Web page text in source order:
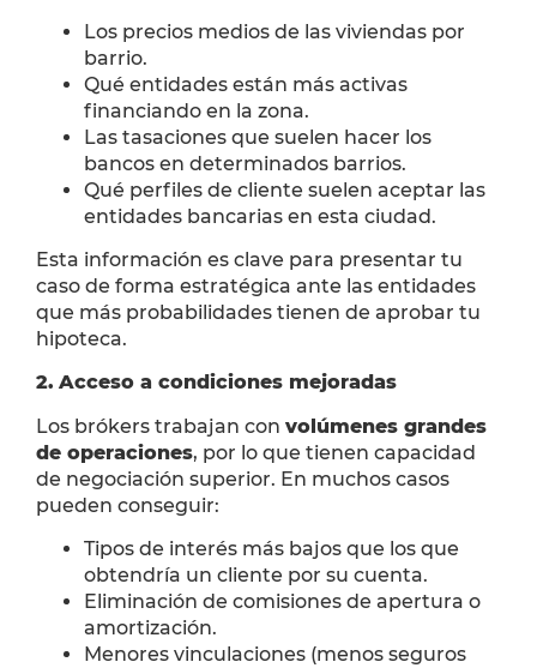
Los precios medios de las viviendas por
barrio.
Qué entidades están más activas
financiando en la zona.
Las tasaciones que suelen hacer los
bancos en determinados barrios.
Qué perfiles de cliente suelen aceptar las
entidades bancarias en esta ciudad.
Esta información es clave para presentar tu
caso de forma estratégica ante las entidades
que más probabilidades tienen de aprobar tu
hipoteca.
2. Acceso a condiciones mejoradas
Los brókers trabajan con volúmenes grandes
de operaciones, por lo que tienen capacidad
de negociación superior. En muchos casos
pueden conseguir:
Tipos de interés más bajos que los que
obtendría un cliente por su cuenta.
Eliminación de comisiones de apertura o
amortización.
Menores vinculaciones (menos seguros